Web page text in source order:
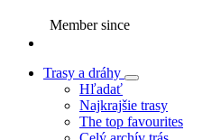
Member since
Trasy a dráhy
Hľadať
Najkrajšie trasy
The top favourites